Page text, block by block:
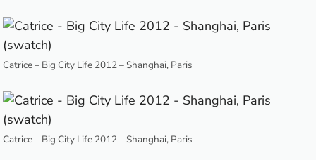
Catrice – Big City Life 2012 – Shanghai, Paris
Catrice – Big City Life 2012 – Shanghai, Paris